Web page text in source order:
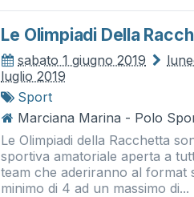
Le Olimpiadi Della
sabato 1 giugno 2019
luglio 2019
Sport
Marciana Marina - Polo
Le Olimpiadi della Racchetta
sportiva amatoriale aperta a
team che aderiranno al format
minimo di 4 ad un massimo di...